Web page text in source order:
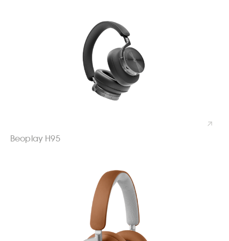
Beoplay H95